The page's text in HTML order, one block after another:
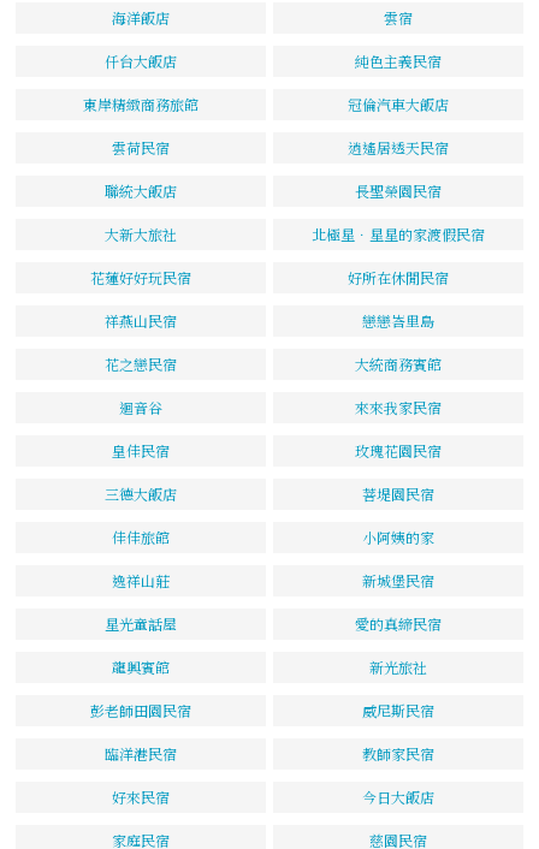
海洋飯店 雲宿
仟台大飯店 純色主義民宿
東岸精緻商務旅館 冠倫汽車大飯店
雲荷民宿 逍遙居透天民宿
聯統大飯店 長聖榮園民宿
大新大旅社 北極星．星星的家渡假民宿
花蓮好好玩民宿 好所在休閒民宿
祥燕山民宿 戀戀峇里島
花之戀民宿 大統商務賓館
迴音谷 來來我家民宿
皇佳民宿 玫瑰花園民宿
三德大飯店 菩堤園民宿
佳佳旅館 小阿姨的家
逸祥山莊 新城堡民宿
星光童話屋 愛的真締民宿
龍興賓館 新光旅社
彭老師田園民宿 威尼斯民宿
臨洋港民宿 教師家民宿
好來民宿 今日大飯店
家庭民宿 慈園民宿